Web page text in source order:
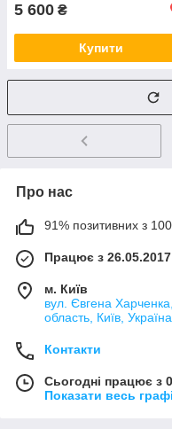
5 600 ₴
Купити
Про нас
91% позитивних з
Працює з 26.05.2017
м. Київ
вул. Євгена
область, Київ, Україна
Контакти
Сьогодні працює з
Показати весь